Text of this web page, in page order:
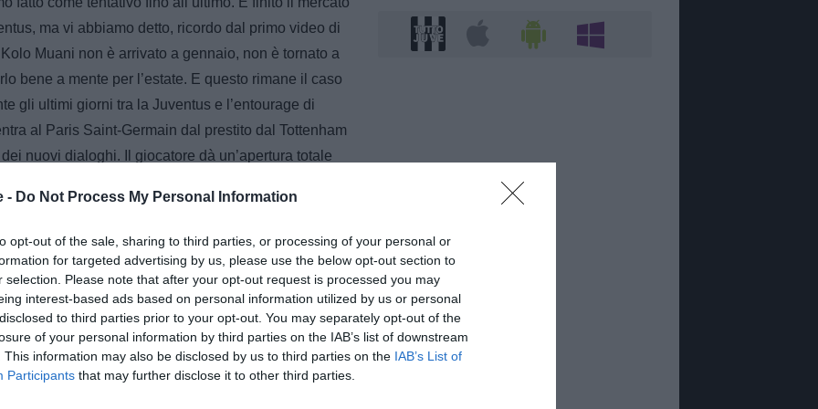
- Do Not Process My Personal Information
opt-out of the sale, sharing to third parties, or processing of your personal or
for targeted advertising by us, please use the below opt-out section to
selection. Please note that after your opt-out request is processed you may
interest-based ads based on personal information utilized by us or personal
to third parties prior to your opt-out. You may separately opt-out of the
of your personal information by third parties on the IAB’s list of downstream
This information may also be disclosed by us to third parties on the IAB’s List of
Participants that may further disclose it to other third parties.
ma vi abbiamo detto, ricordo dal primo video di
Muani non è arrivato a gennaio, non è tornato a
bene a mente per l’estate. E questo rimane il caso
gli ultimi giorni tra la Juventus e l’entourage di
al Paris Saint-Germain dal prestito dal Tottenham
nuovi dialoghi. Il giocatore dà un’apertura totale
ci è voluto un pochino di tempo a riaprire le
In estate il giocatore si era sentito quasi ferito,
stato benissimo alla Juventus, felicissimo alla
però ha fatto passare 3 mesi di trattativa la scorsa
mercato la Juve prende Openda e Kolo Muani si
altrove, poi sarà il Tottenham. Ma a gennaio,
a bussare, Kolo Muani insomma si sentiva un
lenta. È arrivata alla fine negli ultimi giorni di
degli ex compagni della Juventus,